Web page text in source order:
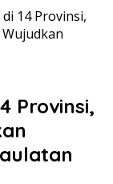
14 Provinsi,
Provinsi,